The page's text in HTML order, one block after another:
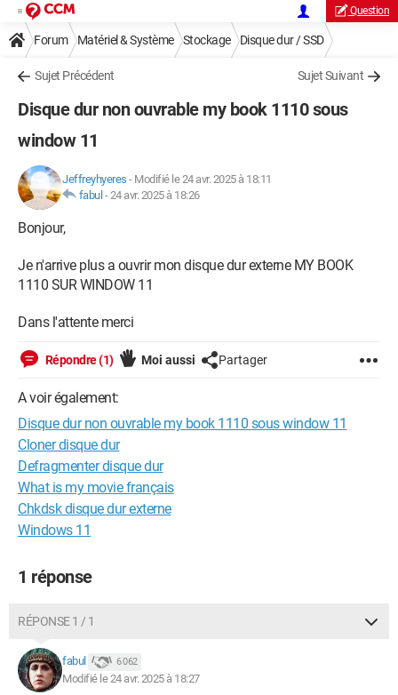
Question
Forum Matériel & Système Stockage Disque dur / SSD
Sujet Précédent Sujet Suivant
Disque dur non ouvrable my book 1110 sous
window 11
Jeffreyhyeres - Modifié le 24 avr. 2025 à 18:11
fabul -24 avr. 2025 à 18:26
Bonjour,
Je n'arrive plus a ouvrir mon disque dur externe MY BOOK
1110 SUR WINDOW 11
Dans l'attente merci
Répondre (1) Moi aussi Partager
A voir également:
Disque dur non ouvrable my book 1110 sous window 11
Cloner disque dur
Defragmenter disque dur
What is my movie français
Chkdsk disque dur externe
Windows 11
1 réponse
RÉPONSE 1 / 1
fabul 6 062
Modifié le 24 avr. 2025 à 18:27